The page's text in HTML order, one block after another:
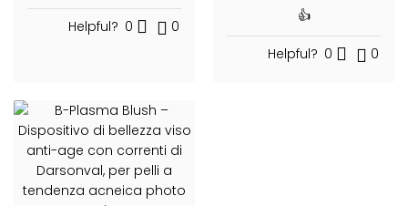
Helpful? 0 0
👍
Helpful? 0 0